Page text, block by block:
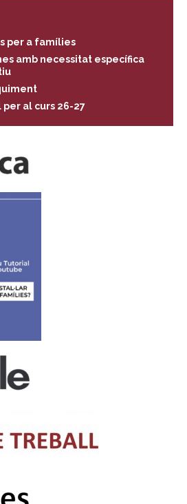
per a famílies
amb necessitat específica
al curs 26-27